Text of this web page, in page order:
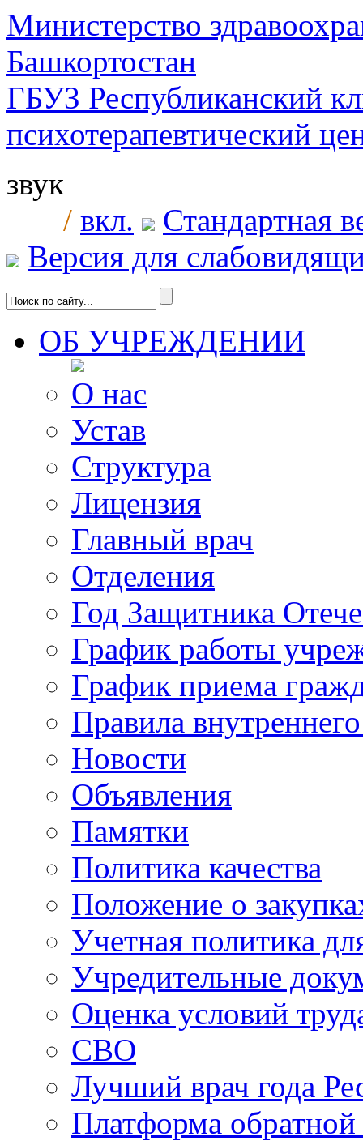
Министерство
Башкортостан
ГБУЗ Республиканский
психотерапевтический
звук
/ вкл.
Стандартная
Версия для
ОБ УЧРЕЖДЕНИИ
О нас
Устав
Структура
Лицензия
Главный врач
Отделения
Год Защитника
График работы
График приема
Правила
Новости
Объявления
Памятки
Политика качества
Положение о
Учетная политика
Учредительные
Оценка условий
СВО
Лучший врач года
Платформа